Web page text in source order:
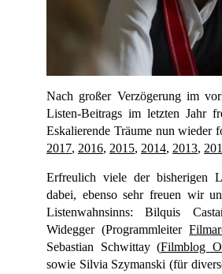
Nach großer Verzögerung im
Listen-Beitrags im letzten Jahr
Eskalierende Träume nun wieder
2017, 2016, 2015, 2014, 2013,
Erfreulich viele der bisherigen
dabei, ebenso sehr freuen wir
Listenwahnsinns: Bilquis
Widegger (Programmleiter
Sebastian Schwittay (Filmblog
sowie Silvia Szymanski (für